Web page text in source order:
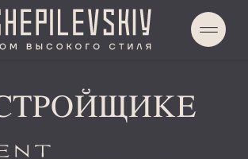
СКВЕР